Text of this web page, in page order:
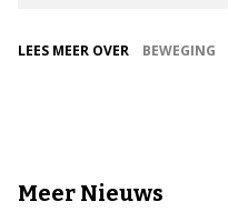
LEES MEER OVER BEWEGING
Meer Nieuws